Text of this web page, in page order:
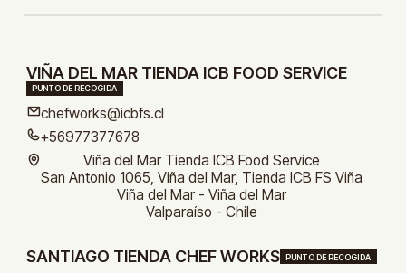
VIÑA DEL MAR TIENDA ICB FOOD SERVICE
PUNTO DE RECOGIDA
chefworks@icbfs.cl
+56977377678
Viña del Mar Tienda ICB Food Service
San Antonio 1065, Viña del Mar, Tienda ICB FS Viña
Viña del Mar - Viña del Mar
Valparaíso - Chile
SANTIAGO TIENDA CHEF WORKS PUNTO DE RECOGIDA